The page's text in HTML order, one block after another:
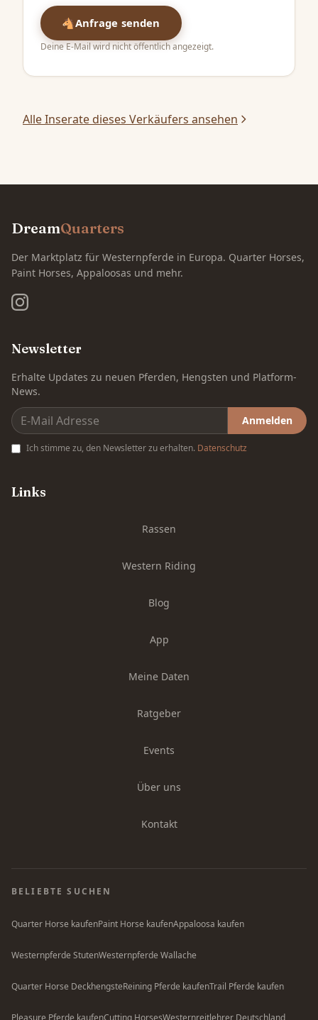
🐴Anfrage senden
Deine E-Mail wird nicht öffentlich angezeigt.
Alle Inserate dieses Verkäufers ansehen
DreamQuarters
Der Marktplatz für Westernpferde in Europa. Quarter Horses,
Paint Horses, Appaloosas und mehr.
Newsletter
Erhalte Updates zu neuen Pferden, Hengsten und Platform-
News.
Anmelden
Ich stimme zu, den Newsletter zu erhalten. Datenschutz
Links
Rassen
Western Riding
Blog
App
Meine Daten
Ratgeber
Events
Über uns
Kontakt
BELIEBTE SUCHEN
Quarter Horse kaufenPaint Horse kaufenAppaloosa kaufen
Westernpferde StutenWesternpferde Wallache
Quarter Horse DeckhengsteReining Pferde kaufenTrail Pferde kaufen
Pleasure Pferde kaufenCutting HorsesWesternreitlehrer Deutschland